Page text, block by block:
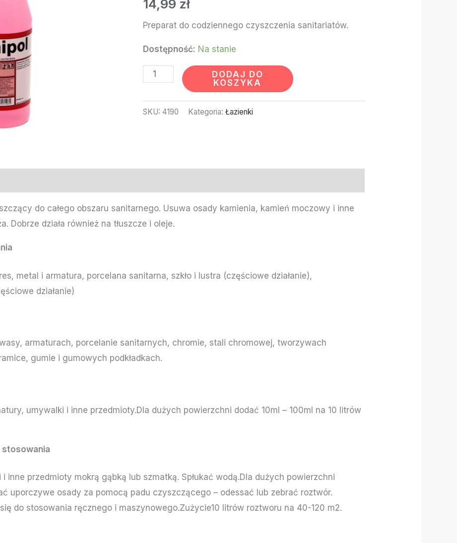
14,99 zł
Preparat do codziennego czyszczenia sanitariatów.
Dostępność: Na stanie
SANIPOL
1L
DODAJ DO
KOSZYKA
SKU: 4190 Kategoria: Łazienki
do całego obszaru sanitarnego. Usuwa osady kamienia, kamień moczowy i inne
Dobrze działa również na tłuszcze i oleje.
metal i armatura, porcelana sanitarna, szkło i lustra (częściowe działanie),
działanie)
armaturach, porcelanie sanitarnych, chromie, stali chromowej, tworzywach
gumie i gumowych podkładkach.
umywalki i inne przedmioty.Dla dużych powierzchni dodać 10ml – 100ml na 10 litrów
inne przedmioty mokrą gąbką lub szmatką. Spłukać wodą.Dla dużych powierzchni
uporczywe osady za pomocą padu czyszczącego – odessać lub zebrać roztwór.
do stosowania ręcznego i maszynowego.Zużycie10 litrów roztworu na 40-120 m2.